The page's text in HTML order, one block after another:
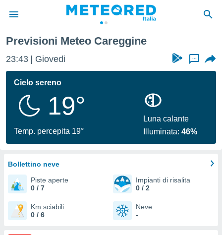
di
per
le
di
Web
le
Previsioni Meteo Careggine
23:43 Giovedi ...
Cielo sereno
19°
Temp. percepita 19°
Luna calante
Illuminata:46%
Bollettino neve
Piste aperte
0 / 7
Impianti di risalita
0 / 2
Km sciabili
0 / 6
Neve
-